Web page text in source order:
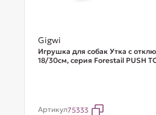
Gigwi
Игрушка для собак Утка с
18/30см, серия Forestail PUSH
Артикул75333